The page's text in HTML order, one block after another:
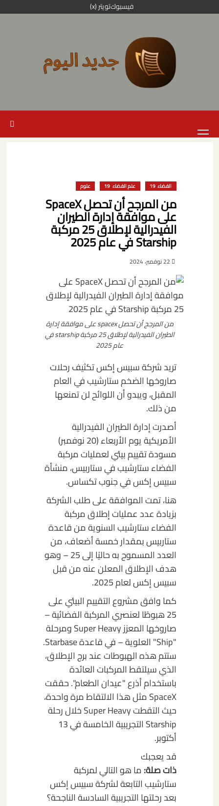
إلى
فيسبوكتويتر (x)
الرئيسية
الفضاء علم الفضاء علوم
من المرجح أن تحصل SpaceX
على موافقة إدارة الطيران
الفيدرالية لإطلاق 25 مركبة
Starship في عام 2025
22 نوفمبر، 2024
من المرجح أن تحصل spacex على موافقة إدارة
الطيران الفيدرالية لإطلاق 25 مركبة starship في
عام 2025
تريد شركة سبيس إكس تكثيف رحلات
صاروخها الضخم ستارشيب في العام
المقبل، ويبدو أن اللوائح لن تمنعها
من ذلك.
أصدرت إدارة الطيران الفيدرالية
الأمريكية يوم الأربعاء (20 نوفمبر)
مسودة تقييم بيئي لعمليات مركبة
الفضاء ستارشيب في ستاربيس، منشأة
سبيس إكس في جنوب تكساس.
هنا، تمت الموافقة على طلب الشركة
بزيادة عدد عمليات إطلاق مركبة
الفضاء ستارشيب السنوية من قاعدة
ستاربيس بمقدار خمسة أضعاف، من
العدد المسموح به حاليًا إلى 25 – وهو
هدف الإطلاق المعلن عنه من قبل
سبيس إكس لعام 2025.
كما وافق مشروع التقييم البيئي على
25 هبوطًا لعنصري المركبة الفضائية –
صاروخها المعزز Super Heavy ومرحلة
"Ship" العلوية – في قاعدة Starbase.
ستتم هذه الهبوطات عند برج الإطلاق،
الذي سيلتقط المركبات العائدة
باستخدام أذرع "عيدان الطعام". حققت
SpaceX مثل هذا الالتقاط مرة واحدة،
حيث التقطت Super Heavy خلال رحلة
Starship التجريبية الخامسة في 13
أكتوبر.
قد يعجبك
ذات صلة:ما هو التالي لمركبة
ستارشيب التابعة لشركة سبيس إكس
بعد رحلتها التجريبية السادسة الناجحة؟